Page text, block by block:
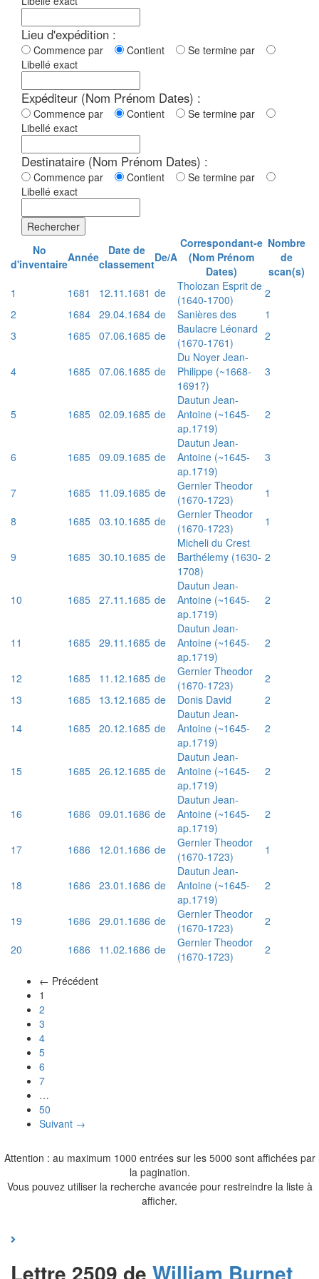
Lieu d'expédition :
Commence par Contient
Se termine par
Libellé exact
Expéditeur (Nom Prénom Dates) :
Commence par Contient
Se termine par
Libellé exact
Destinataire (Nom Prénom Dates) :
Commence par Contient
Se termine par
Libellé exact
Rechercher
No
d'inventaireAnnée
Date de
classementDe/A
Correspondant-e
(Nom Prénom
Dates)
Nombre
de
scan(s)
1
1681 12.11.1681 de
Tholozan Esprit de
(1640-1700)
2
2
1684 29.04.1684 de Sanières des
1
3
1685 07.06.1685 de
Baulacre Léonard
(1670-1761)
2
4 1685 07.06.1685 de
Du Noyer Jean-
Philippe (~1668-
1691?)
3
5 1685 02.09.1685 de
Dautun Jean-
Antoine (~1645-
ap.1719)
2
6 1685 09.09.1685 de
Dautun Jean-
Antoine (~1645-
ap.1719)
3
7 1685 11.09.1685 de
Gernler Theodor
(1670-1723)
1
8
1685 03.10.1685 de
Gernler Theodor
(1670-1723)
1
9 1685 30.10.1685 de
Micheli du Crest
Barthélemy (1630-
1708)
2
10 1685 27.11.1685 de
Dautun Jean-
Antoine (~1645-
ap.1719)
2
11 1685 29.11.1685 de
Dautun Jean-
Antoine (~1645-
ap.1719)
2
12 1685 11.12.1685 de
Gernler Theodor
(1670-1723)
2
13
1685 13.12.1685 de Donis David
2
14
1685 20.12.1685 de
Dautun Jean-
Antoine (~1645-
ap.1719)
2
15 1685 26.12.1685 de
Dautun Jean-
Antoine (~1645-
ap.1719)
2
16 1686 09.01.1686 de
Dautun Jean-
Antoine (~1645-
ap.1719)
2
17 1686 12.01.1686 de
Gernler Theodor
(1670-1723)
1
18 1686 23.01.1686 de
Dautun Jean-
Antoine (~1645-
ap.1719)
2
19 1686 29.01.1686 de
Gernler Theodor
(1670-1723)
2
20
1686 11.02.1686 de
Gernler Theodor
(1670-1723)
2
← Précédent
1
2
3
4
5
6
7
…
50
Suivant →
Attention : au maximum 1000 entrées sur les 5000 sont affichées par
la pagination.
Vous pouvez utiliser la recherche avancée pour restreindre la liste à
afficher.
Lettre 2509 de William Burnet